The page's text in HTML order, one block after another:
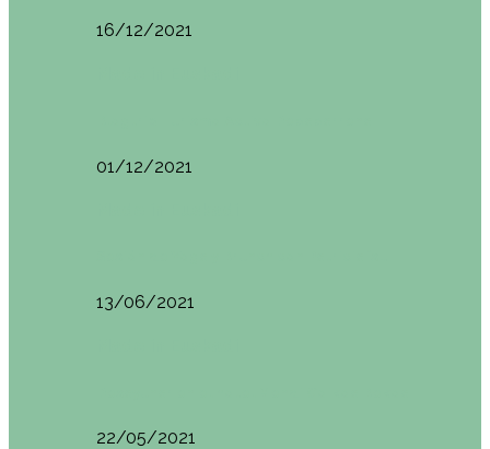
16/12/2021
01/12/2021
13/06/2021
22/05/2021